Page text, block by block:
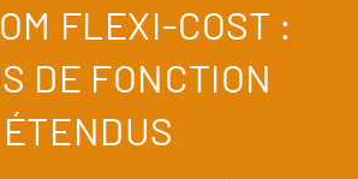
FLEXI-COST :
DE FONCTION
ÉTENDUS